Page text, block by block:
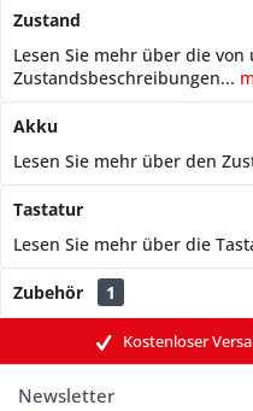
Zustand
Lesen Sie mehr über die
Zustandsbeschreibungen...
Akku
Lesen Sie mehr über den
Tastatur
Lesen Sie mehr über die
Zubehör 1
Kostenloser
Newsletter